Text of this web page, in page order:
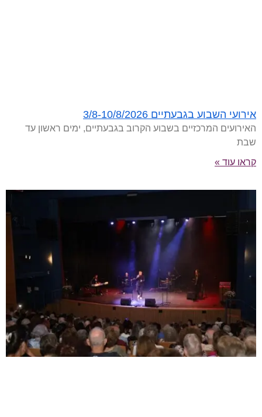
אירועי השבוע בגבעתיים 3/8-10/8/2026
האירועים המרכזיים בשבוע הקרוב בגבעתיים, ימים ראשון עד
שבת
קראו עוד »